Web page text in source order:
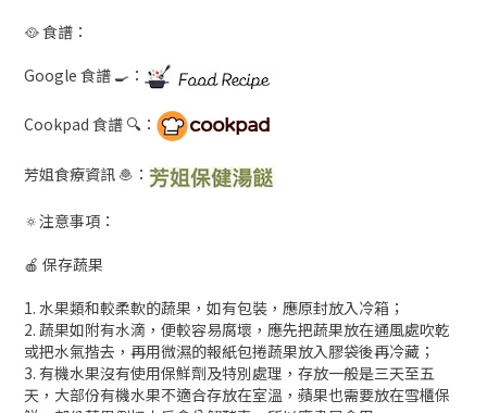
🥘 食譜：
Google 食譜 🍳：
Cookpad 食譜 🔍：
芳姐食療資訊 🧆：
🔅注意事項：
🍎 保存蔬果
1. 水果類和較柔軟的蔬果，如有包裝，應原封放入冷箱；
2. 蔬果如附有水滴，便較容易腐壞，應先把蔬果放在通風處吹乾
或把水氣揩去，再用微濕的報紙包捲蔬果放入膠袋後再冷藏；
3. 有機水果沒有使用保鮮劑及特別處理，存放一般是三天至五
天，大部份有機水果不適合存放在室溫，蘋果也需要放在雪櫃保